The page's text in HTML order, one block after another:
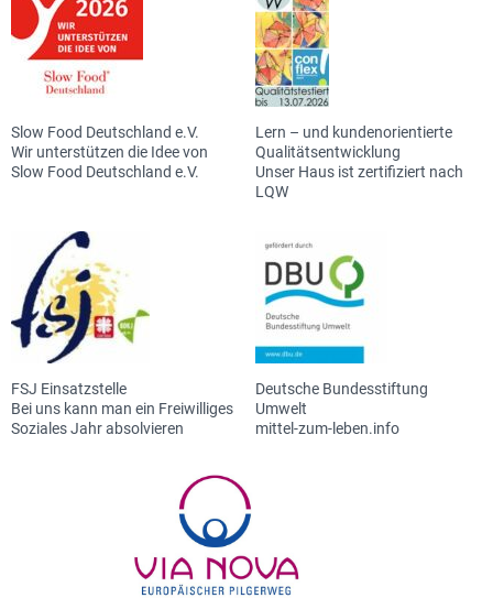
Slow Food Deutschland e.V.
Wir unterstützen die Idee von
Slow Food Deutschland e.V.
Lern – und kundenorientierte
Qualitätsentwicklung
Unser Haus ist zertifiziert nach
LQW
FSJ Einsatzstelle
Bei uns kann man ein Freiwilliges
Soziales Jahr absolvieren
Deutsche Bundesstiftung
Umwelt
mittel-zum-leben.info